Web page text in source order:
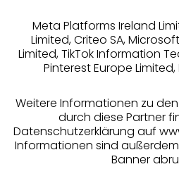
** Bonität vorausgesetzt, berechtigt zur
Meta Platforms Ireland
Limited, Criteo SA,
Limited, TikTok Information
Pinterest Europe Limited,
Weitere Informationen zu
durch diese Partner
Datenschutzerklärung auf
Informationen sind
Banner